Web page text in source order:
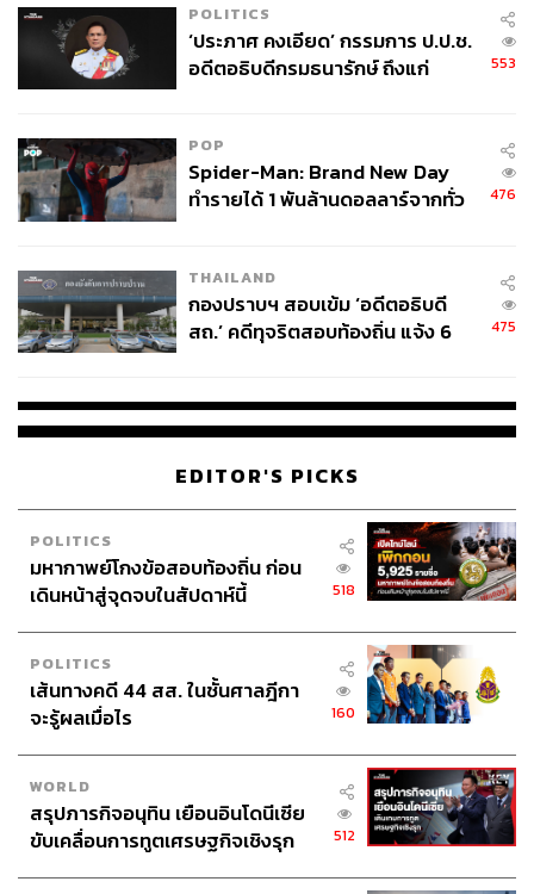
ดร. จิรวัฒน์ กล่าวทิ้งท้ายว่า
ประเทศไทยยังไม่มีควอนตัมคอมพิวเตอร์ของ
ตัวเอง ซึ่งถือเป็นความจำเป็นในยุคใหม่ หาก
เรายังไม่มีโครงสร้างพื้นฐานนี้ เราอาจสูญเสีย
ความสามารถในการแข่งขันทางเทคโนโลยีอีก
ครั้ง การร่วมมือกับญี่ปุ่นในครั้งนี้คือก้าว
สู่ยุคควอนตัมอย่างแท้จริง
POLITICS
‘ประภาศ คงเอียด’ กรรมการ ป.ป.ช.
อดีตอธิบดีกรมธนารักษ์ ถึงแก่
553
POP
Spider-Man: Brand New Day
ทำรายได้ 1 พันล้านดอลลาร์จากทั่ว
476
THAILAND
กองปราบฯ สอบเข้ม ‘อดีตอธิบดี
สถ.’ คดีทุจริตสอบท้องถิ่น แจ้ง 6
475
EDITOR'S PICKS
POLITICS
มหากาพย์โกงข้อสอบท้องถิ่น ก่อน
เดินหน้าสู่จุดจบในสัปดาห์นี้
518
POLITICS
เส้นทางคดี 44 สส. ในชั้นศาลฎีกา
จะรู้ผลเมื่อไร
160
WORLD
สรุปภารกิจอนุทิน เยือนอินโดนีเซีย
ขับเคลื่อนการทูตเศรษฐกิจเชิงรุก
512